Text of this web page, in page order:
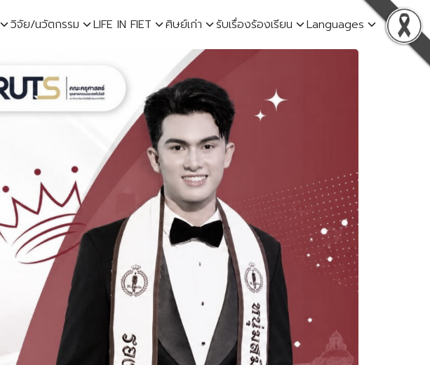
วิจัย/นวัตกรรม LIFE IN FIET ศิษย์เก่า รับเรื่องร้องเรียน
Languages